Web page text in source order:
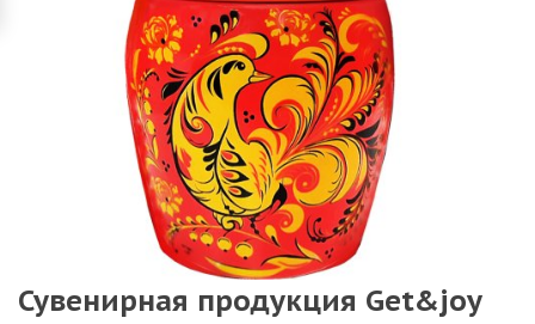
Сувенирная продукция Get&joy